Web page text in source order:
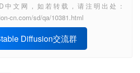
中文网，如若转载，请注明出处：
cn.com/sd/qa/10381.html
Diffusion交流群